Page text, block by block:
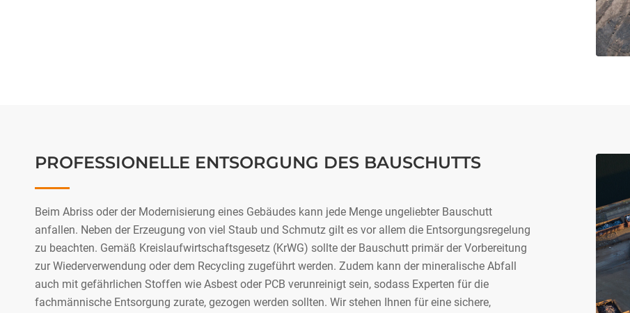
PROFESSIONELLE ENTSORGUNG DES BAUSCHUTTS
Beim Abriss oder der Modernisierung eines Gebäudes kann jede Menge ungeliebter Bauschutt
anfallen. Neben der Erzeugung von viel Staub und Schmutz gilt es vor allem die Entsorgungsregelung
zu beachten. Gemäß Kreislaufwirtschaftsgesetz (KrWG) sollte der Bauschutt primär der Vorbereitung
zur Wiederverwendung oder dem Recycling zugeführt werden. Zudem kann der mineralische Abfall
auch mit gefährlichen Stoffen wie Asbest oder PCB verunreinigt sein, sodass Experten für die
fachmännische Entsorgung zurate, gezogen werden sollten. Wir stehen Ihnen für eine sichere,